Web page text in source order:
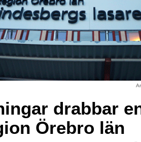
drabbar
Örebro län